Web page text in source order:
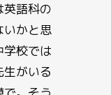
語科の
いかと思
学校では
生がいる